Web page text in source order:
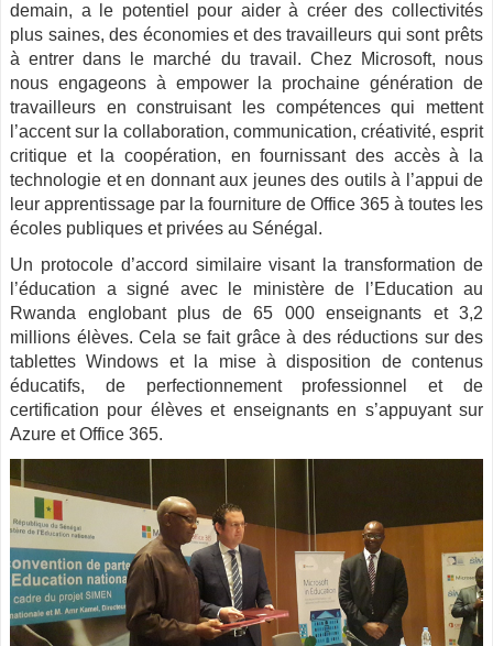
demain, a le potentiel pour aider à créer des collectivités
plus saines, des économies et des travailleurs qui sont prêts
à entrer dans le marché du travail. Chez Microsoft, nous
nous engageons à empower la prochaine génération de
travailleurs en construisant les compétences qui mettent
l’accent sur la collaboration, communication, créativité, esprit
critique et la coopération, en fournissant des accès à la
technologie et en donnant aux jeunes des outils à l’appui de
leur apprentissage par la fourniture de Office 365 à toutes les
écoles publiques et privées au Sénégal.
Un protocole d’accord similaire visant la transformation de
l’éducation a signé avec le ministère de l’Education au
Rwanda englobant plus de 65 000 enseignants et 3,2
millions élèves. Cela se fait grâce à des réductions sur des
tablettes Windows et la mise à disposition de contenus
éducatifs, de perfectionnement professionnel et de
certification pour élèves et enseignants en s’appuyant sur
Azure et Office 365.